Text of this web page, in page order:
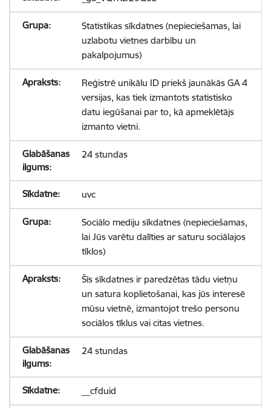
Statistikas sīkdatnes (nepieciešamas, lai
uzlabotu vietnes darbību un
pakalpojumus)
Reģistrē unikālu ID priekš jaunākās GA 4
versijas, kas tiek izmantots statistisko
datu iegūšanai par to, kā apmeklētājs
izmanto vietni.
24 stundas
uvc
Sociālo mediju sīkdatnes (nepieciešamas,
lai Jūs varētu dalīties ar saturu sociālajos
tīklos)
Šīs sīkdatnes ir paredzētas tādu vietņu
un satura koplietošanai, kas jūs interesē
mūsu vietnē, izmantojot trešo personu
sociālos tīklus vai citas vietnes.
24 stundas
__cfduid